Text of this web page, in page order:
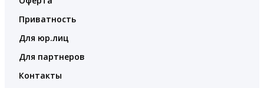
Приватность
Для юр.лиц
Для партнеров
Контакты